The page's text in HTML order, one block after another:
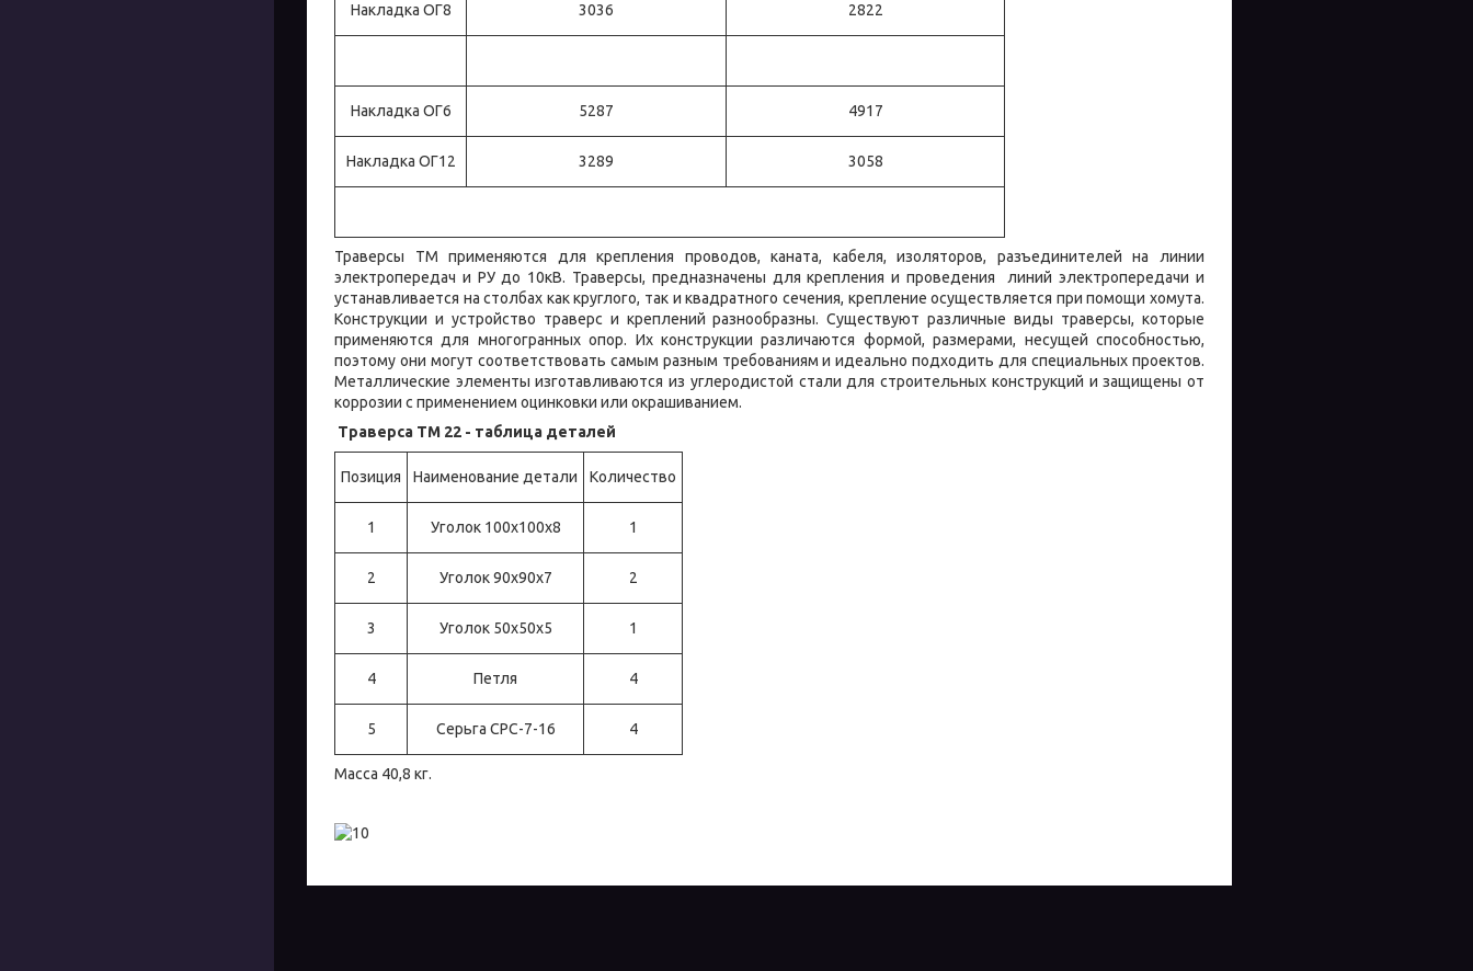
Накладка ОГ8 3036 2822
Накладка ОГ6 5287 4917
Накладка ОГ12 3289 3058
Траверсы ТМ применяются для крепления проводов, каната, кабеля, изоляторов, разъединителей на линии
электропередач и РУ до 10кВ. Траверсы, предназначены для крепления и проведения линий электропередачи и
устанавливается на столбах как круглого, так и квадратного сечения, крепление осуществляется при помощи хомута.
Конструкции и устройство траверс и креплений разнообразны. Существуют различные виды траверсы, которые
применяются для многогранных опор. Их конструкции различаются формой, размерами, несущей способностью,
поэтому они могут соответствовать самым разным требованиям и идеально подходить для специальных проектов.
Металлические элементы изготавливаются из углеродистой стали для строительных конструкций и защищены от
коррозии с применением оцинковки или окрашиванием.
Траверса ТМ 22 - таблица деталей
Позиция Наименование детали Количество
1 Уголок 100х100х8 1
2 Уголок 90х90х7 2
3 Уголок 50х50х5 1
4 Петля 4
5 Серьга СРС-7-16 4
Масса 40,8 кг.